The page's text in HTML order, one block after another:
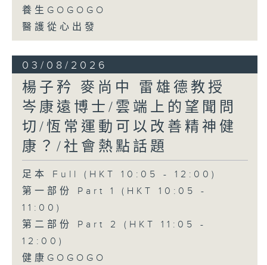
養生GOGOGO
醫護從心出發
03/08/2026
楊子矜 麥尚中 雷雄德教授
岑康遠博士/雲端上的望聞問
切/恆常運動可以改善精神健
康？/社會熱點話題
足本 Full (HKT 10:05 - 12:00)
第一部份 Part 1 (HKT 10:05 -
11:00)
第二部份 Part 2 (HKT 11:05 -
12:00)
健康GOGOGO